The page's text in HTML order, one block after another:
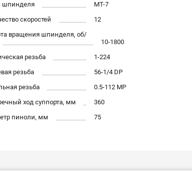
шпинделя
MТ-7
скоростей
12
вращения шпинделя, об/
10-1800
резьба
1-224
резьба
56-1/4 DP
резьба
0.5-112 MP
ход суппорта, мм
360
пиноли, мм
75